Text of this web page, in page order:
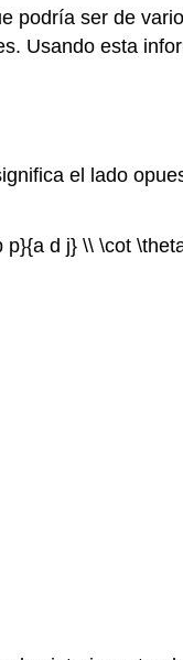
podría ser de
Usando esta
el lado
d j} \\ \cot